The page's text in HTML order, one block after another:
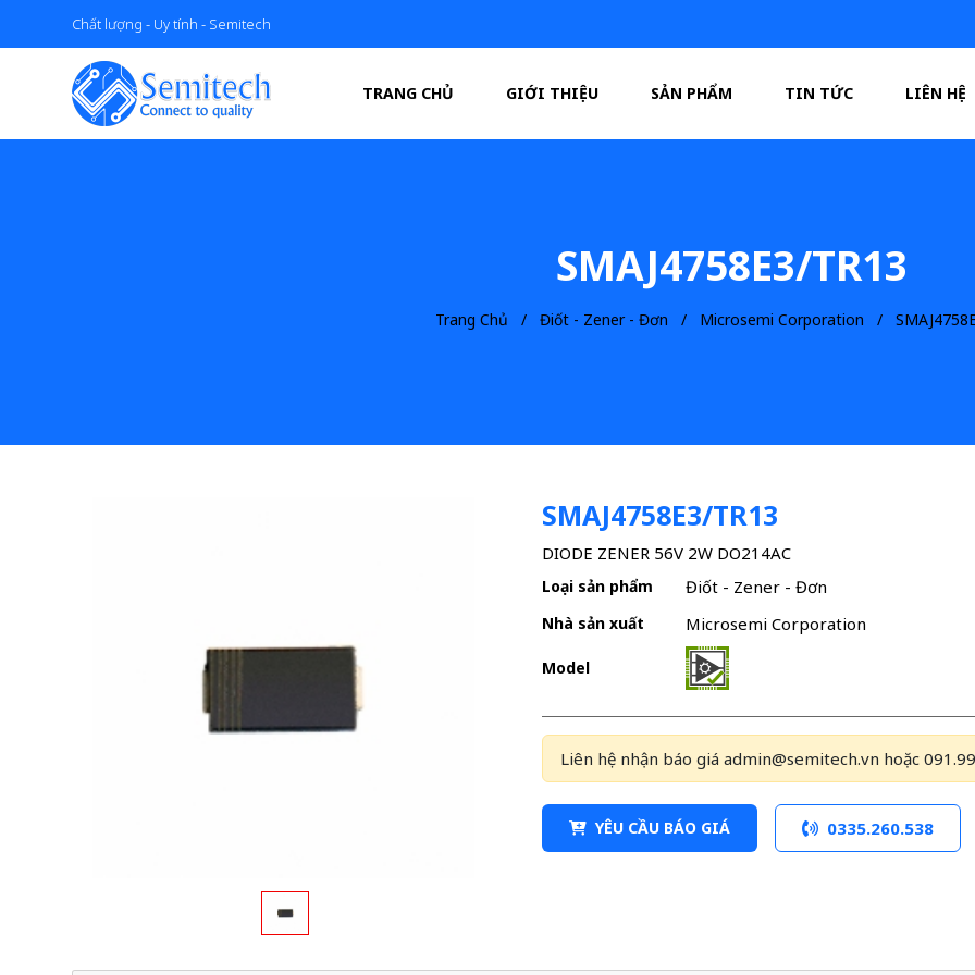
Chất lượng - Uy tính - Semitech
TRANG CHỦ GIỚI THIỆU SẢN PHẨM TIN TỨC LIÊN HỆ
SMAJ4758E3/TR13
Trang Chủ Điốt - Zener - Đơn Microsemi Corporation
SMAJ4758E3/TR13
DIODE ZENER 56V 2W DO214AC
Loại sản phẩm Điốt - Zener - Đơn
Nhà sản xuất Microsemi Corporation
Model
Liên hệ nhận báo giá admin@semitech.vn hoặc
YÊU CẦU BÁO GIÁ 0335.260.538